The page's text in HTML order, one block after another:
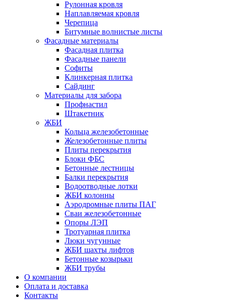
Рулонная кровля
Наплавляемая кровля
Черепица
Битумные волнистые листы
Фасадные материалы
Фасадная плитка
Фасадные панели
Софиты
Клинкерная плитка
Сайдинг
Материалы для забора
Профнастил
Штакетник
ЖБИ
Кольца железобетонные
Железобетонные плиты
Плиты перекрытия
Блоки ФБС
Бетонные лестницы
Балки перекрытия
Водоотводные лотки
ЖБИ колонны
Аэродромные плиты ПАГ
Сваи железобетонные
Опоры ЛЭП
Тротуарная плитка
Люки чугунные
ЖБИ шахты лифтов
Бетонные козырьки
ЖБИ трубы
О компании
Оплата и доставка
Контакты